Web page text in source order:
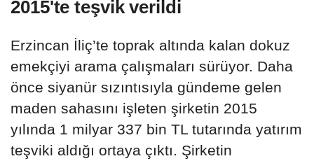
2015'te teşvik verildi
Erzincan İliç’te toprak altında kalan dokuz
emekçiyi arama çalışmaları sürüyor. Daha
önce siyanür sızıntısıyla gündeme gelen
maden sahasını işleten şirketin 2015
yılında 1 milyar 337 bin TL tutarında yatırım
teşviki aldığı ortaya çıktı. Şirketin